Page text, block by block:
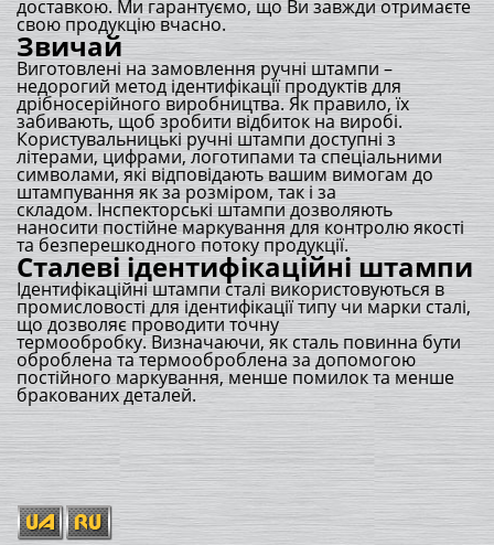
доставкою. Ми гарантуємо, що Ви завжди отримаєте
свою продукцію вчасно.
Звичай
Виготовлені на замовлення ручні штампи –
недорогий метод ідентифікації продуктів для
дрібносерійного виробництва. Як правило, їх
забивають, щоб зробити відбиток на виробі.
Користувальницькі ручні штампи доступні з
літерами, цифрами, логотипами та спеціальними
символами, які відповідають вашим вимогам до
штампування як за розміром, так і за
складом. Інспекторські штампи дозволяють
наносити постійне маркування для контролю якості
та безперешкодного потоку продукції.
Сталеві ідентифікаційні штампи
Ідентифікаційні штампи сталі використовуються в
промисловості для ідентифікації типу чи марки сталі,
що дозволяє проводити точну
термообробку. Визначаючи, як сталь повинна бути
оброблена та термооброблена за допомогою
постійного маркування, менше помилок та менше
бракованих деталей.